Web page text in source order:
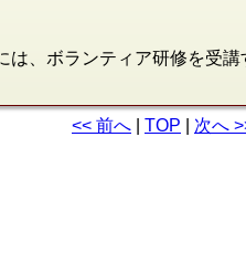
、ボランティア研修を受講
<< 前へ TOP 次へ